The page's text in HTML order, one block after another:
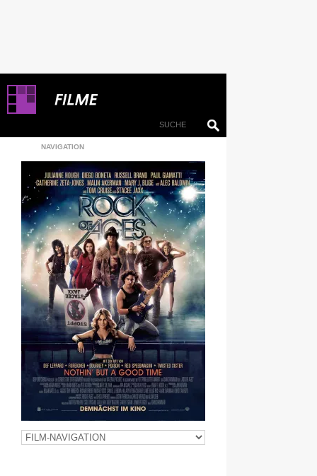
NAVIGATION